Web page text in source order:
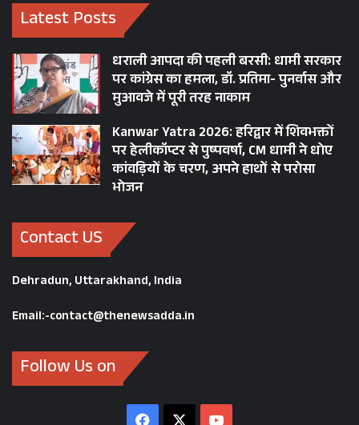
जिनके लिए सत्ता लक्ष्य नहीं, दायित्व थी।
आज उत्तराखंड ने केवल एक पूर्व मुख्यमंत्री नहीं खोया है,
बल्कि उस राजनीतिक संस्कार का प्रतिनिधि खो दिया है
जिसमें राष्ट्रसेवा, अनुशासन और सार्वजनिक नैतिकता की
त्रिवेणी विद्यमान थी। जनरल बीसी खंडूरी का जाना पहाड़
की राजनीति में एक युग के अंत जैसा है। पहाड़ पुत्र को
विनम्र श्रद्धांजलि!
BC Khanduri passed away
Bhuwan Chandra Khanduri
PAHAD POLITICS
Latest Posts
धराली आपदा की पहली बरसी: धामी सरकार
पर कांग्रेस का हमला, डॉ. प्रतिमा- पुनर्वास और
मुआवजे में पूरी तरह नाकाम
Kanwar Yatra 2026: हरिद्वार में शिवभक्तों
पर हेलीकॉप्टर से पुष्पवर्षा, CM धामी ने धोए
कांवड़ियों के चरण, अपने हाथों से परोसा
भोजन
Contact US
Dehradun, Uttarakhand, India
Email:-contact@thenewsadda.in
Follow Us on
Facebook